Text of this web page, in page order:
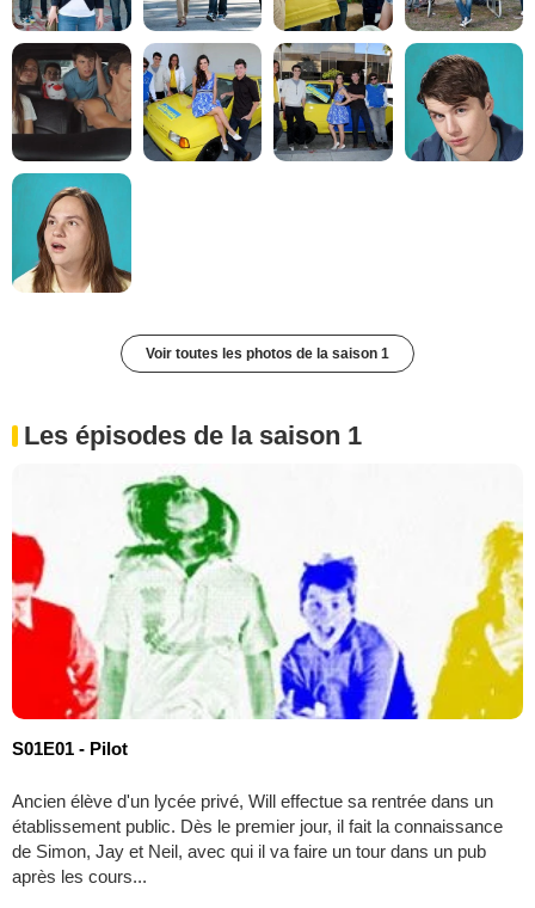
Voir toutes les photos de la saison 1
Les épisodes de la saison 1
S01E01 - Pilot
Ancien élève d'un lycée privé, Will effectue sa rentrée dans un
établissement public. Dès le premier jour, il fait la connaissance
de Simon, Jay et Neil, avec qui il va faire un tour dans un pub
après les cours...